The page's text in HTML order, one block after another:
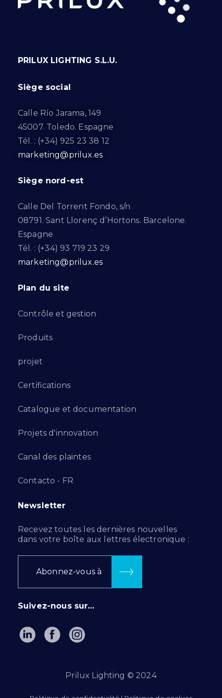
PRILUX LIGHTING S.L.U.
Siège social
Calle Río Jarama, 149
45007. Toledo. Espagne
Tél. : (+34) 925 23 38 12
marketing@prilux.es
Siège nord-est
Calle Del Torrent Fondo, s/n
08791. Sant Llorenç d’Hortons. Barcelone.
Espagne
Tél. : (+34) 93 719 23 29
marketing@prilux.es
Plan du site
Contrôle et gestion
Produits
projet
Certifications
Catalogue et documentation
Projets d'innovation
Canal des plaintes
Contacto - FR
Newsletter
Recevez toutes les dernières nouvelles
dans votre boîte aux lettres électronique :
Abonnez-vous à
Suivez-nous sur…
Prilux Lighting © 2024